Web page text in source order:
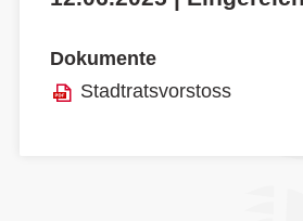
Dokumente
Stadtratsvorstoss